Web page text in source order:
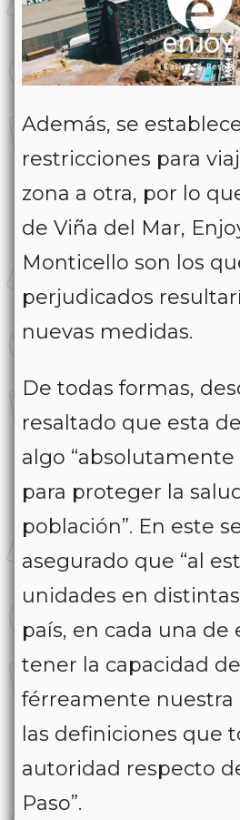
Además, se
restricciones para
zona a otra, por lo
de Viña del Mar,
Monticello son los
perjudicados
nuevas medidas.
De todas formas,
resaltado que esta
algo “absolutamente
para proteger la
población”. En este
asegurado que “al
unidades en
país, en cada una de
tener la capacidad
férreamente nuestra
las definiciones que
autoridad respecto
Paso”.